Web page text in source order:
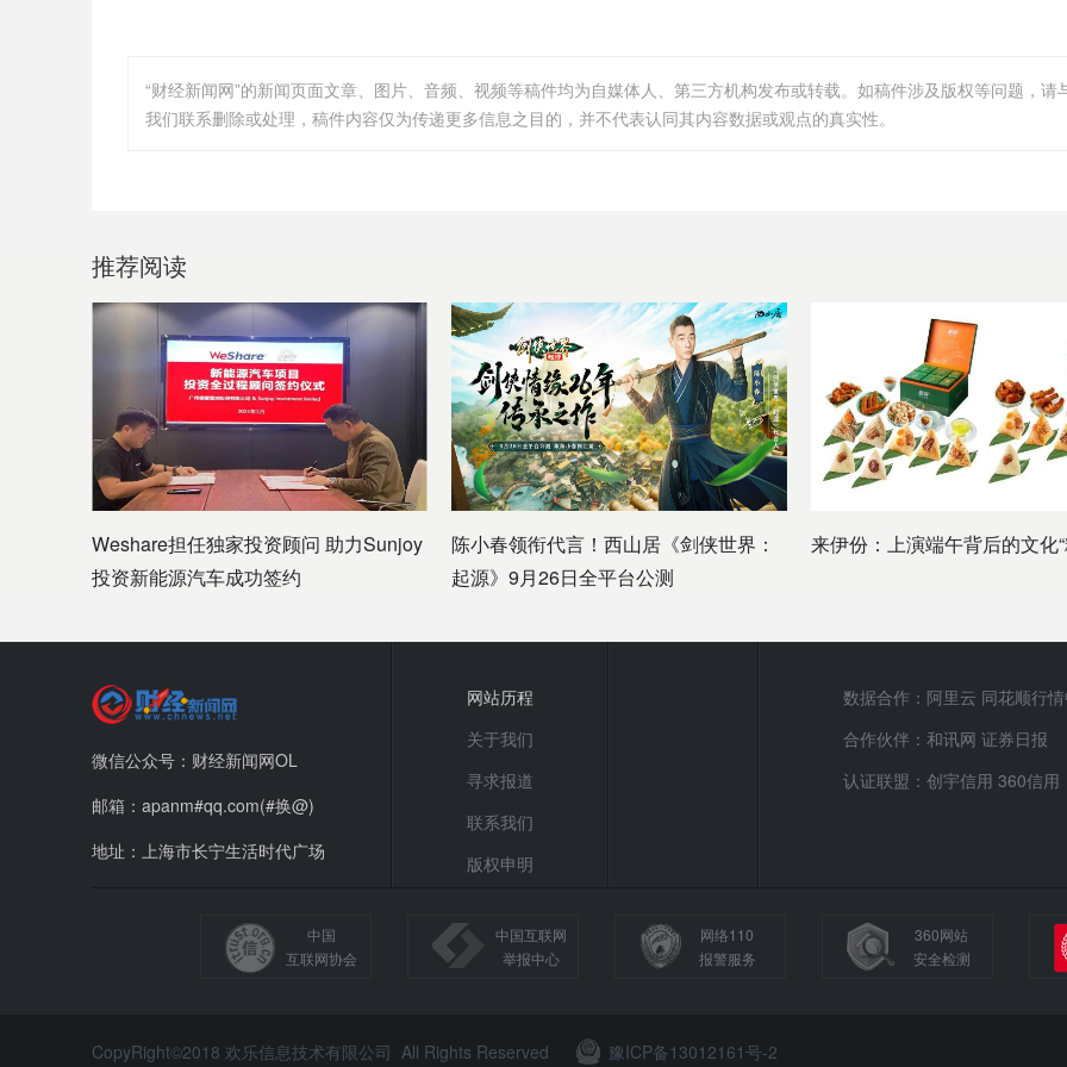
“财经新闻网”的新闻页面文章、图片、音频、视频等稿件均为自媒体人、第三方机构发布或转载。如稿件涉及版权等问题，请
我们联系删除或处理，稿件内容仅为传递更多信息之目的，并不代表认同其内容数据或观点的真实性。
推荐阅读
Weshare担任独家投资顾问 助力Sunjoy
投资新能源汽车成功签约
陈小春领衔代言！西山居《剑侠世界：
起源》9月26日全平台公测
来伊份：上演端午背后的文化
微信公众号：财经新闻网OL
邮箱：apanm#qq.com(#换@)
地址：上海市长宁生活时代广场
网站历程
关于我们
寻求报道
联系我们
版权申明
数据合作：阿里云 同花顺行
合作伙伴：和讯网 证券日报
认证联盟：创宇信用 360信用
中国
互联网协会
中国互联网
举报中心
网络110
报警服务
360网站
安全检测
CopyRight©2018 欢乐信息技术有限公司 All Rights Reserved 豫ICP备13012161号-2